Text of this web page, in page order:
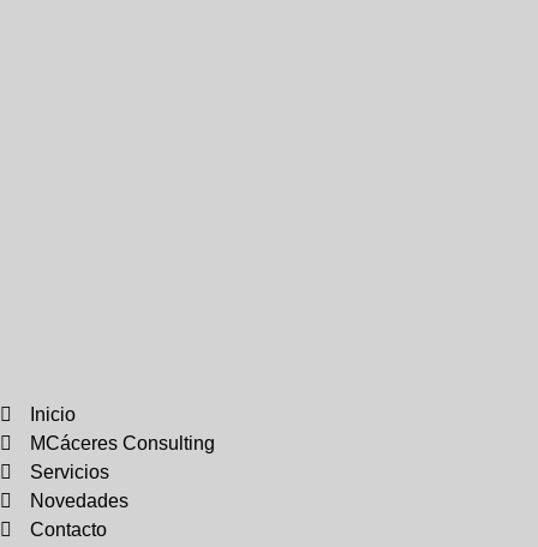
Inicio
MCáceres Consulting
Servicios
Novedades
Contacto